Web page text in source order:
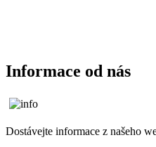
Informace od nás
Dostávejte informace z našeho